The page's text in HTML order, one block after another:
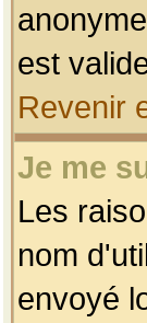
est
Revenir
Je me
Les
nom
envoyé